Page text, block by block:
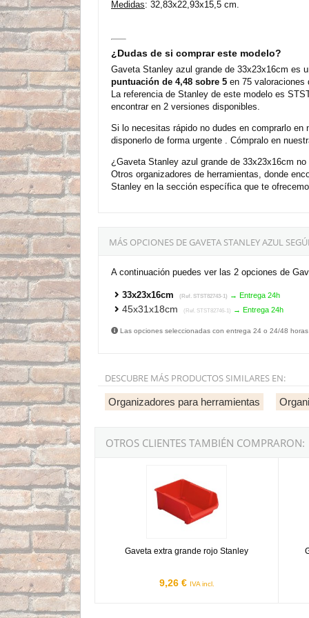
Medidas: 32,83x22,93x15,5 cm.
¿Dudas de si comprar este modelo?
Gaveta Stanley azul grande de 33x23x16cm es
puntuación de 4,48 sobre 5 en 75 valoraciones
La referencia de Stanley de este modelo es
encontrar en 2 versiones disponibles.
Si lo necesitas rápido no dudes en comprarlo
disponerlo de forma urgente . Cómpralo en
¿Gaveta Stanley azul grande de 33x23x16cm
Otros organizadores de herramientas, donde
Stanley en la sección específica que te
MÁS OPCIONES DE GAVETA STANLEY AZUL
A continuación puedes ver las 2 opciones de
33x23x16cm (Ref. STST82743-1) → Entrega 24h
45x31x18cm (Ref. STST82746-1) → Entrega 24h
Las opciones seleccionadas con entrega 24 o 24/48
DESCUBRE MÁS PRODUCTOS SIMILARES EN:
Organizadores para herramientas
OTROS CLIENTES TAMBIÉN COMPRARON:
Gaveta extra grande rojo Stanley
9,26 € IVA incl.